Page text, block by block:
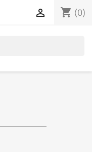
shopping_cart (0)
